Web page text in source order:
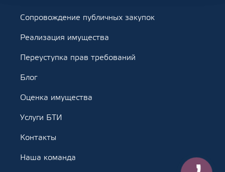
Сопровождение публичных закупок
Реализация имущества
Переуступка прав требований
Блог
Оценка имущества
Услуги БТИ
Контакты
Наша команда